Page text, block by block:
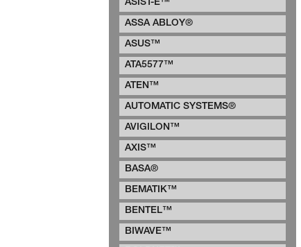
ASIST-E™
ASSA ABLOY®
ASUS™
ATA5577™
ATEN™
AUTOMATIC SYSTEMS®
AVIGILON™
AXIS™
BASA®
BEMATIK™
BENTEL™
BIWAVE™